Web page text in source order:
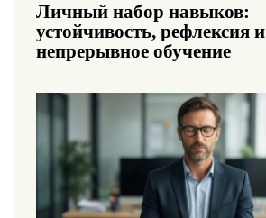
Личный набор навыков:
устойчивость, рефлексия и
непрерывное обучение